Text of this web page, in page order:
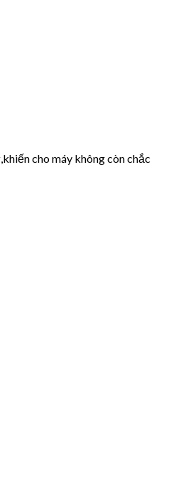
cho máy không còn chắc